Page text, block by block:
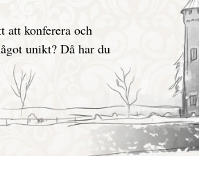
att konferera och
unikt? Då har du